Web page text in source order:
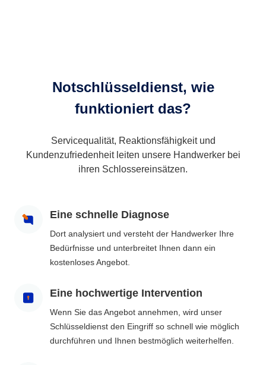
Notschlüsseldienst, wie
funktioniert das?
Servicequalität, Reaktionsfähigkeit und
Kundenzufriedenheit leiten unsere Handwerker bei
ihren Schlossereinsätzen.
Eine schnelle Diagnose
Dort analysiert und versteht der Handwerker Ihre
Bedürfnisse und unterbreitet Ihnen dann ein
kostenloses Angebot.
Eine hochwertige Intervention
Wenn Sie das Angebot annehmen, wird unser
Schlüsseldienst den Eingriff so schnell wie möglich
durchführen und Ihnen bestmöglich weiterhelfen.